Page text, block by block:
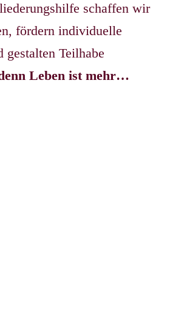
schaffen wir
fördern individuelle
gestalten Teilhabe
Leben ist mehr…